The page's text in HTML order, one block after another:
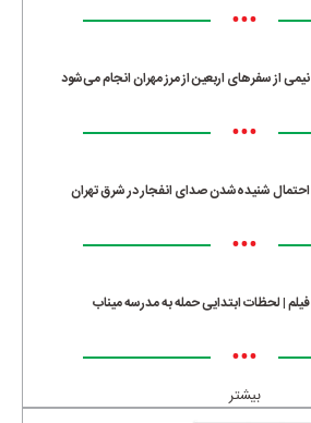
•••
نیمی از سفرهای اربعین از مرز مهران انجام می‌شود
•••
احتمال شنیده‌شدن صدای انفجار در شرق تهران
•••
فیلم | لحظات ابتدایی حمله به مدرسه میناب
•••
بیشتر